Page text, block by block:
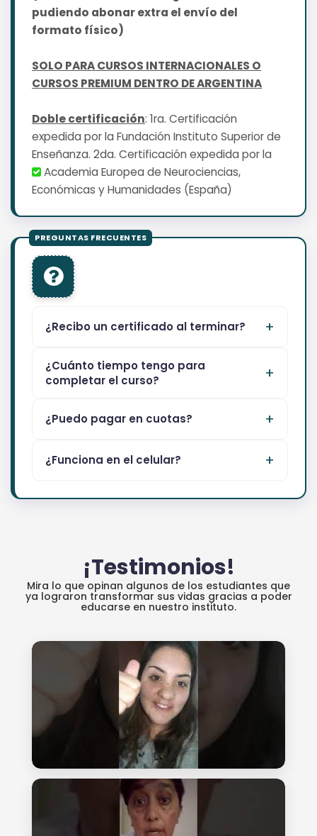
pudiendo abonar extra el envío del
formato físico)
SOLO PARA CURSOS INTERNACIONALES O
CURSOS PREMIUM DENTRO DE ARGENTINA
Doble certificación: 1ra. Certificación
expedida por la Fundación Instituto Superior de
Enseñanza. 2da. Certificación expedida por la
Academia Europea de Neurociencias,
Económicas y Humanidades (España)
¿Recibo un certificado al terminar?
¿Cuánto tiempo tengo para
completar el curso?
¿Puedo pagar en cuotas?
¿Funciona en el celular?
¡Testimonios!
Mira lo que opinan algunos de los estudiantes que
ya lograron transformar sus vidas gracias a poder
educarse en nuestro instituto.